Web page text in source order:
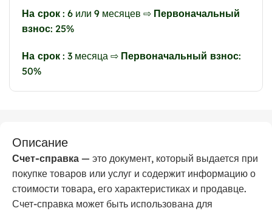
На срок : 6 или 9 месяцев ⇨ Первоначальный
взнос: 25%
На срок : 3 месяца ⇨ Первоначальный взнос:
50%
Описание
Счет-справка — это документ, который выдается при
покупке товаров или услуг и содержит информацию о
стоимости товара, его характеристиках и продавце.
Счет-справка может быть использована для